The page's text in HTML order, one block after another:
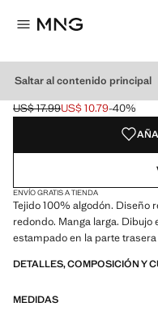
Saltar al contenido principal
CAMISETA MANGA
Precio inicial tachado [US$
US$ 17.99
Precio actual [US$ 10.79 ]
US$ 10.79-40%
Selecciona un color
Color Morado claro/pastel
Color Gris claro vigoré
ENVÍO GRATIS A TIENDA
Tejido 100% algodón. Diseño
redondo. Manga larga. Dibujo
estampado en la parte trasera
DETALLES, COMPOSICIÓN Y
MEDIDAS